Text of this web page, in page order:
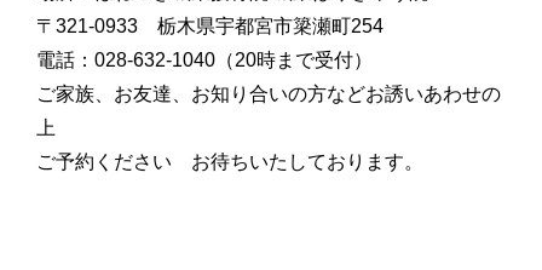
〒321-0933 栃木県宇都宮市簗瀬町254
電話：028-632-1040（20時まで受付）
ご家族、お友達、お知り合いの方などお誘いあわせの
上
ご予約ください お待ちいたしております。